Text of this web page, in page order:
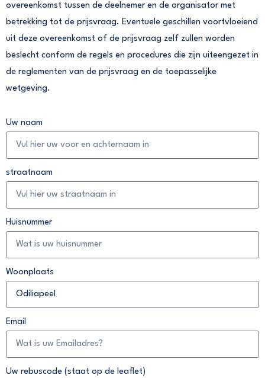
overeenkomst tussen de deelnemer en de organisator met
betrekking tot de prijsvraag. Eventuele geschillen voortvloeiend
uit deze overeenkomst of de prijsvraag zelf zullen worden
beslecht conform de regels en procedures die zijn uiteengezet in
de reglementen van de prijsvraag en de toepasselijke
wetgeving.
Uw naam
straatnaam
Huisnummer
Woonplaats
Email
Uw rebuscode (staat op de leaflet)